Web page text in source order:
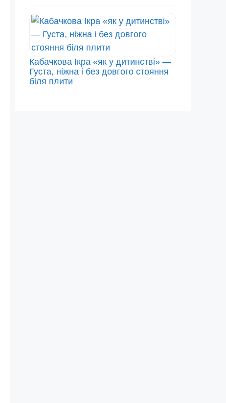
Кабачкова Ікра «як у дитинстві» —
Густа, ніжна і без довгого стояння
біля плити